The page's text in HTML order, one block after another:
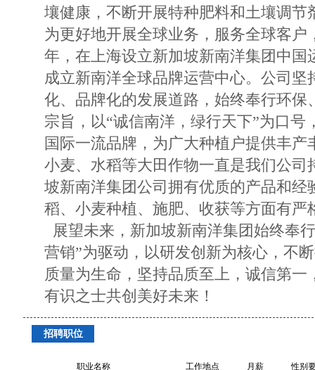
壤健康，不断开展特种肥料和土壤调节
为更好地开展全球业务，服务全球客户
年，在上海设立新加坡新南洋集团中国
成立新南洋全球品牌运营中心。公司
化、品牌化的发展道路，始终奉行环保
宗旨，以“诚信南洋，绿行天下”为口号
国际一流品牌，为广大种植户提供丰产
小麦、水稻等大田作物一直是我们公司
坡新南洋集团公司拥有优质的产品和经
稻、小麦种植、施肥、收获等方面有严
展望未来，新加坡新南洋集团始终奉
营销”为驱动，以研发创新为核心，不
质量为生命，坚持品质至上，诚信第
有识之士共创美好未来！
招聘职位
职业名称 工作地点 月薪
性别